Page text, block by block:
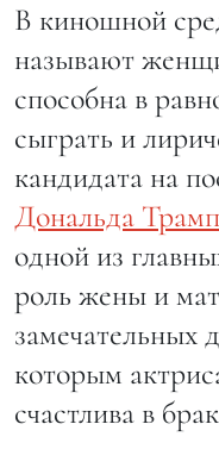
В киношной
называют
способна в
сыграть и
кандидата на
Дональда
одной из
роль жены и
которым
счастлива в